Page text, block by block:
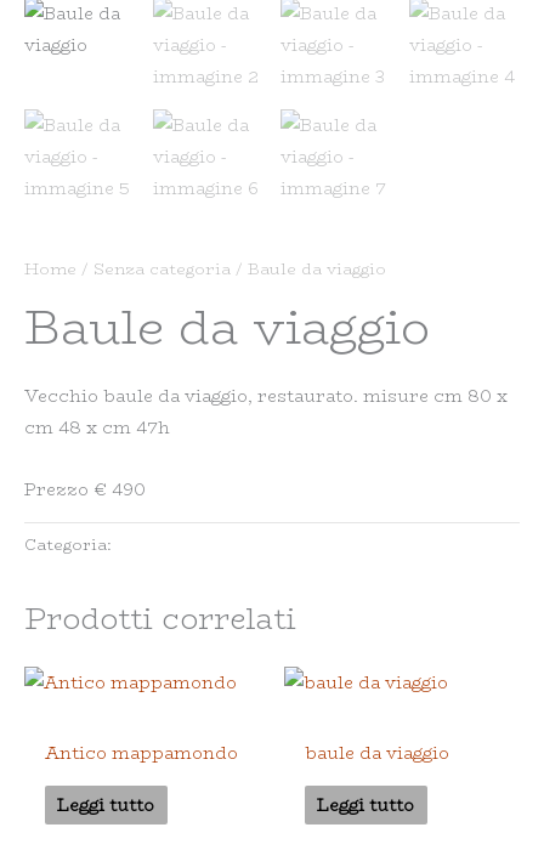
Home / Senza categoria / Baule da viaggio
Baule da viaggio
Vecchio baule da viaggio, restaurato. misure cm 80 x
cm 48 x cm 47h
Prezzo € 490
Categoria:
Prodotti correlati
Antico mappamondo
Leggi tutto
baule da viaggio
Leggi tutto